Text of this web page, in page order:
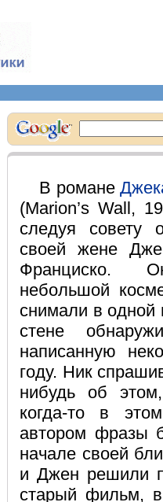
В романе
(Marion’s Wall,
следуя совету
своей жене
Франциско.
небольшой
снимали в одной
стене
написанную
году. Ник
нибудь об
когда-то в
автором фразы
начале своей
и Джен решили
старый фильм,